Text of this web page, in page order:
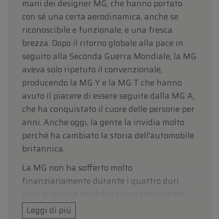
mani dei designer MG, che hanno portato
con sé una certa aerodinamica, anche se
riconoscibile e funzionale, e una fresca
brezza. Dopo il ritorno globale alla pace in
seguito alla Seconda Guerra Mondiale, la MG
aveva solo ripetuto il convenzionale,
producendo la MG Y e la MG T che hanno
avuto il piacere di essere seguite dalla MG A,
che ha conquistato il cuore delle persone per
anni. Anche oggi, la gente la invidia molto
perché ha cambiato la storia dell'automobile
britannica.
La MG non ha sofferto molto
finanziariamente durante i quattro duri
anni di guerra poiché si erano concentrati
sulla costruzione di componenti per aerei,
Leggi di più